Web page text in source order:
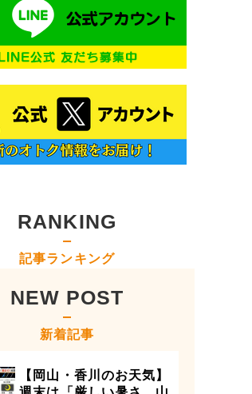
RANKING
記事ランキング
NEW POST
新着記事
【岡山・香川のお天気】